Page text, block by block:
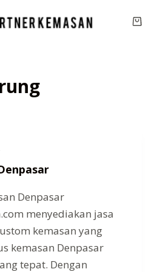
Denpasar
menyediakan jasa
kemasan yang
kemasan Denpasar
tepat. Dengan